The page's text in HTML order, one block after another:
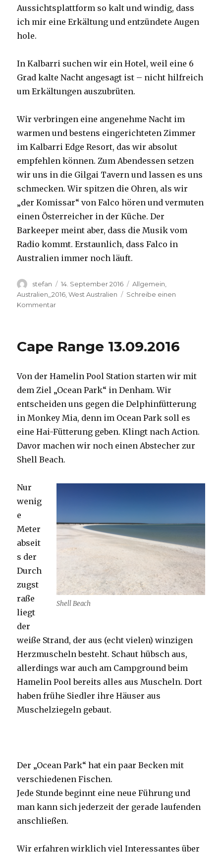
Aussichtsplattform so kalt und windig, dass
ich mir eine Erkältung und entzündete Augen
hole.
In Kalbarri suchen wir ein Hotel, weil eine 6
Grad kalte Nacht angesagt ist – nicht hilfreich
um Erkältungen auszubrüten.
Wir verbringen eine angenehme Nacht im
warmen und bestens eingerichteten Zimmer
im Kalbarri Edge Resort, das wir absolut
empfehlen können. Zum Abendessen setzen
wir uns in die Gilgai Tavern und lassen es uns
schmecken. Wir spitzen die Ohren, als wir
„der Komissar“ von Falco hören und vermuten
einen Österreicher in der Küche. Der
Barkeeper meint aber, dass die Musik vom
Radio kommt. Erstaunlich, dass Falco in
Australien immer noch läuft.
Autor
stefan
Veröffentlicht
am
14. September 2016 Kategorien
Allgemein
Australien_2016 ,West Australien
Schreibe einen
Kommentarzu
Cape Range 13.09.2016
Von der Hamelin Pool Station starten wir mit
dem Ziel „Ocean Park“ in Denham. Wir
entscheiden uns gegen die Delphinfütterung
in Monkey Mia, denn im Ocean Park soll es
eine Hai-Fütterung geben. Klingt nach Action.
Davor machen wir noch einen Abstecher zur
Shell Beach.
Shell Beach
Nur
wenig
e
Meter
abseit
s der
Durch
zugst
raße
liegt
der
weiße Strand, der aus (echt vielen) winzigen
Herzmuscheln besteht. Schaut hübsch aus,
allerdings war auch am Campground beim
Hamelin Pool bereits alles aus Muscheln. Dort
haben frühe Siedler ihre Häuser aus
Muschelziegeln gebaut.
Der „Ocean Park“ hat ein paar Becken mit
verschiedenen Fischen.
Jede Stunde beginnt eine neue Führung und
man kann sich jederzeit der gerade laufenden
anschließen.
Wir erfahren wirklich viel Interessantes über